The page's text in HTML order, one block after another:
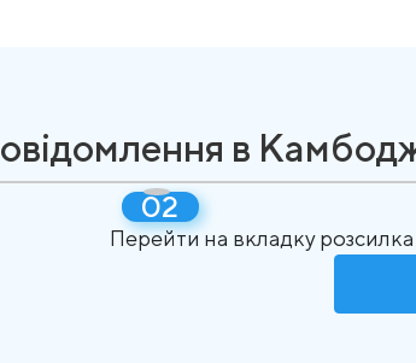
в
Перейти на вкладку розсилка